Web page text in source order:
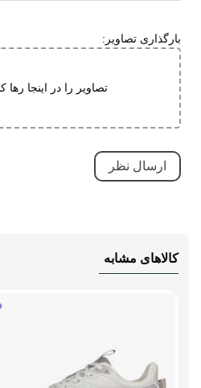
قابلیت
مقاوم در
نحوه بسته شدن
نوع ساق
بارگذاری تصاویر:
تصاویر را در اینجا رها
کالاهای مشابه